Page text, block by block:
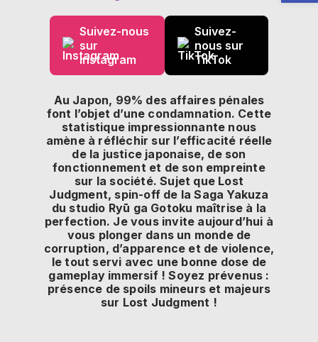
Suivez-nous
sur
Instagram
Suivez-
nous sur
TikTok
Au Japon, 99% des affaires pénales
font l’objet d’une condamnation. Cette
statistique impressionnante nous
amène à réfléchir sur l’efficacité réelle
de la justice japonaise, de son
fonctionnement et de son empreinte
sur la société.Sujet que Lost
Judgment, spin-off de la Saga Yakuza
du studio Ryū ga Gotoku maîtrise à la
perfection. Je vous invite aujourd’hui à
vous plonger dans un monde de
corruption, d’apparence et de violence,
le tout servi avec une bonne dose de
gameplay immersif ! Soyez prévenus :
présence de spoils mineurs et majeurs
sur Lost Judgment !